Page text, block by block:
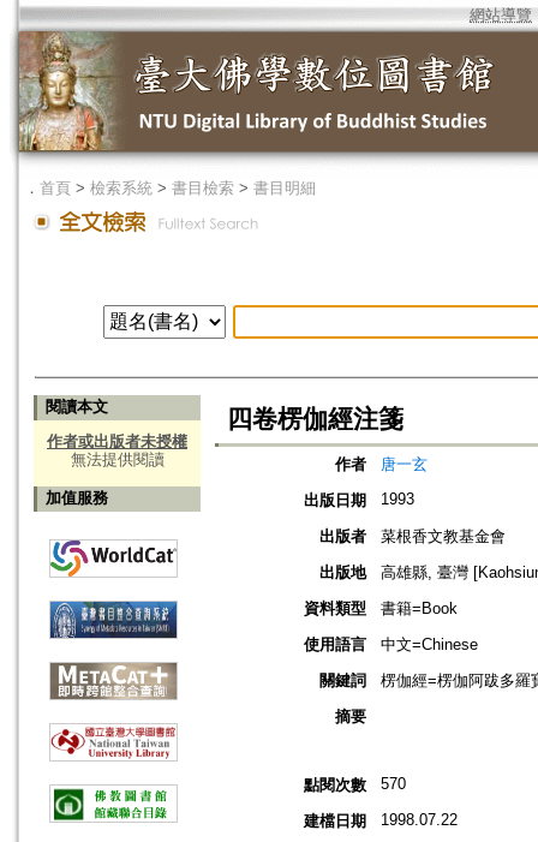
網站導覽
． 首頁 > 檢索系統 > 書目檢索 > 書目明細
閱讀本文
作者或出版者未授權
無法提供閱讀
加值服務
四卷楞伽經注箋
作者
唐一玄
出版日期
1993
出版者
菜根香文教基金會
出版地
高雄縣, 臺灣
資料類型
書籍=Book
使用語言
中文=Chinese
關鍵詞
楞伽經=楞伽阿跋多羅
摘要
點閱次數 570
建檔日期 1998.07.22